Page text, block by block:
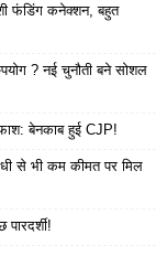
फंडिंग कनेक्शन, बहुत
? नई चुनौती बने सोशल
बेनकाब हुई CJP!
से भी कम कीमत पर मिल